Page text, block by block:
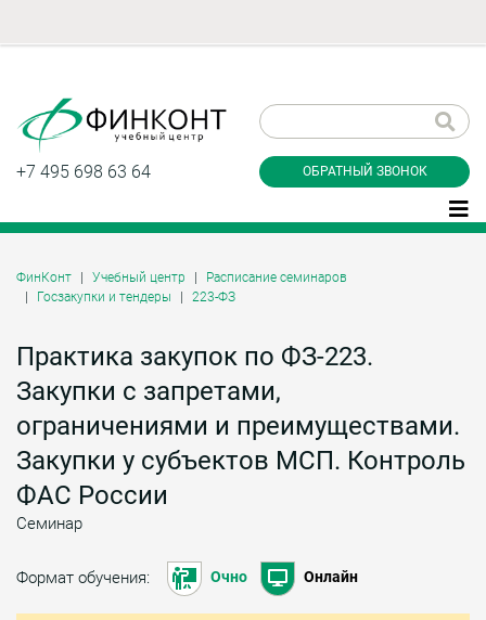
+7 495 698 63 64 ОБРАТНЫЙ ЗВОНОК
ФинКонт Учебный центр
Расписание семинаров
Госзакупки и тендеры
223-ФЗ
Практика закупок по ФЗ-223.
Закупки с запретами,
ограничениями и преимуществами.
Закупки у субъектов МСП. Контроль
ФАС России
Семинар
Формат обучения: Очно Онлайн
звонок
Даю согласие на обработку персональных
Заказать